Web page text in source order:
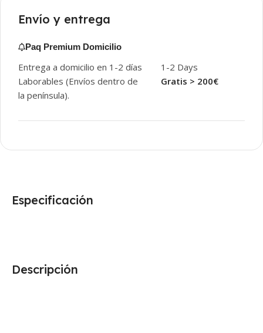
Envío y entrega
Paq Premium Domicilio
Entrega a domicilio en 1-2 días
Laborables (Envíos dentro de
la península).
1-2 Days
Gratis > 200€
Descripción
Especificación